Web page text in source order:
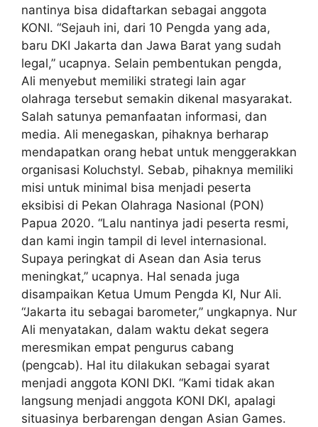
nantinya bisa didaftarkan sebagai anggota
KONI. “Sejauh ini, dari 10 Pengda yang ada,
baru DKI Jakarta dan Jawa Barat yang sudah
legal,” ucapnya. Selain pembentukan pengda,
Ali menyebut memiliki strategi lain agar
olahraga tersebut semakin dikenal masyarakat.
Salah satunya pemanfaatan informasi, dan
media. Ali menegaskan, pihaknya berharap
mendapatkan orang hebat untuk menggerakkan
organisasi Koluchstyl. Sebab, pihaknya memiliki
misi untuk minimal bisa menjadi peserta
eksibisi di Pekan Olahraga Nasional (PON)
Papua 2020. “Lalu nantinya jadi peserta resmi,
dan kami ingin tampil di level internasional.
Supaya peringkat di Asean dan Asia terus
meningkat,” ucapnya. Hal senada juga
disampaikan Ketua Umum Pengda KI, Nur Ali.
“Jakarta itu sebagai barometer,” ungkapnya. Nur
Ali menyatakan, dalam waktu dekat segera
meresmikan empat pengurus cabang
(pengcab). Hal itu dilakukan sebagai syarat
menjadi anggota KONI DKI. “Kami tidak akan
langsung menjadi anggota KONI DKI, apalagi
situasinya berbarengan dengan Asian Games.